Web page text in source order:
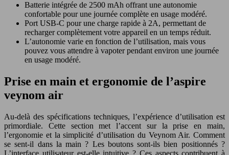
Batterie intégrée de 2500 mAh offrant une autonomie
confortable pour une journée complète en usage modéré.
Port USB-C pour une charge rapide à 2A, permettant de
recharger complètement votre appareil en un temps réduit.
L’autonomie varie en fonction de l’utilisation, mais vous
pouvez vous attendre à vapoter pendant environ une journée
en usage modéré.
Prise en main et ergonomie de l’aspire
veynom air
Au-delà des spécifications techniques, l’expérience d’utilisation est
primordiale. Cette section met l’accent sur la prise en main,
l’ergonomie et la simplicité d’utilisation du Veynom Air. Comment
se sent-il dans la main ? Les boutons sont-ils bien positionnés ?